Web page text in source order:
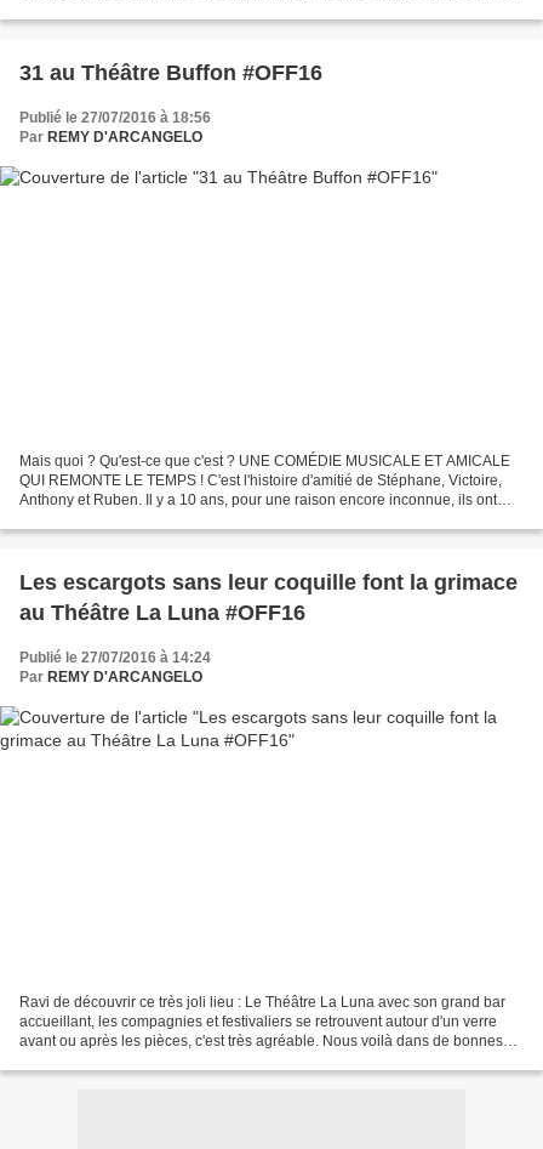
31 au Théâtre Buffon #OFF16
Publié le 27/07/2016 à 18:56
Par REMY D'ARCANGELO
Mais quoi ? Qu'est-ce que c'est ? UNE COMÉDIE MUSICALE ET AMICALE
QUI REMONTE LE TEMPS ! C'est l'histoire d'amitié de Stéphane, Victoire,
Anthony et Ruben. Il y a 10 ans, pour une raison encore inconnue, ils ont
Les escargots sans leur coquille font la grimace
au Théâtre La Luna #OFF16
Publié le 27/07/2016 à 14:24
Par REMY D'ARCANGELO
Ravi de découvrir ce très joli lieu : Le Théâtre La Luna avec son grand bar
accueillant, les compagnies et festivaliers se retrouvent autour d'un verre
avant ou après les pièces, c'est très agréable. Nous voilà dans de bonnes